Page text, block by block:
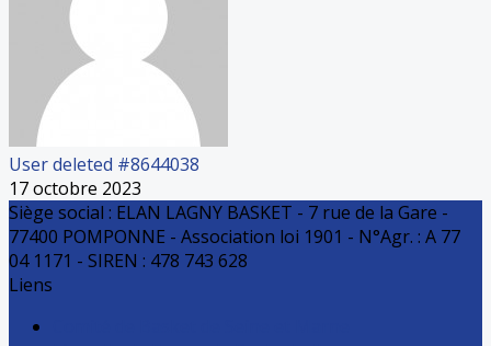
User deleted #8644038
17 octobre 2023
Siège social : ELAN LAGNY BASKET - 7 rue de la Gare -
77400 POMPONNE - Association loi 1901 - N°Agr. : A 77
04 1171 - SIREN : 478 743 628
Liens